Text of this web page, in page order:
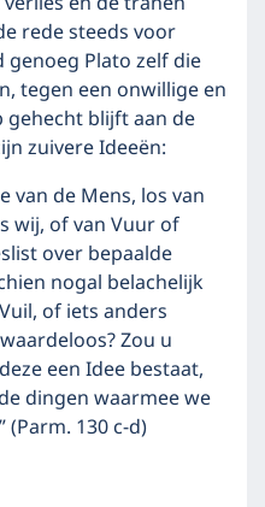
rede steeds voor
Plato zelf die
tegen een onwillige en
gehecht blijft aan de
zuivere Ideeën:
van de Mens, los van
wij, of van Vuur of
over bepaalde
nogal belachelijk
of iets anders
Zou u
een Idee bestaat,
dingen waarmee we
(Parm. 130 c-d)